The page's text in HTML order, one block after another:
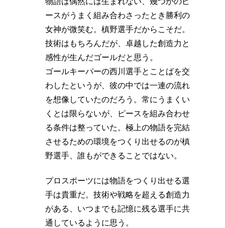
ースがうまく組み合わさったとき勝利の
女神が微笑む。槙野選手だからこそだ。
技術はもちろんだが、卓越した創造力と
感性が生んだゴールだと思う。
ゴールキーパーの西川選手とことばを交
わしたというが、彼の中では一連の流れ
を想像していたのだろう。常にうまくい
くとは限らないが、ピースを組み合わせ
る条件は整っていた。極上の物語を完結
させるための環境をつくり出せるのが槙
野選手、誰もができることではない。
プロスポーツには物語をつくり出せる選
手は貴重だ。技術や戦略を超える創造力
がある、いつまでも記憶に残る選手に共
通しているように思う。